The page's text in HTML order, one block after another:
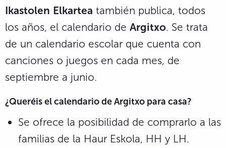
Ikastolen Elkartea también publica, todos
los años, el calendario de Argitxo. Se trata
de un calendario escolar que cuenta con
canciones o juegos en cada mes, de
septiembre a junio.
¿Queréis el calendario de Argitxo para casa?
Se ofrece la posibilidad de comprarlo a las
familias de la Haur Eskola, HH y LH.